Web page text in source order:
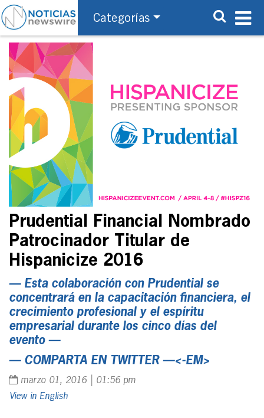
Categorías
Prudential Financial Nombrado
Patrocinador Titular de
Hispanicize 2016
— Esta colaboración con Prudential se
concentrará en la capacitación financiera, el
crecimiento profesional y el espíritu
empresarial durante los cinco días del
evento —
— COMPARTA EN TWITTER—<-EM>
marzo 01, 2016 | 01:56 pm
English